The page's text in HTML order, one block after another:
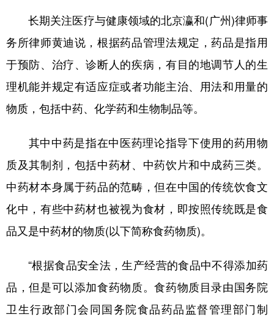
长期关注医疗与健康领域的北京瀛和(广州)律师事
务所律师黄迪说，根据药品管理法规定，药品是指用
于预防、治疗、诊断人的疾病，有目的地调节人的生
理机能并规定有适应症或者功能主治、用法和用量的
物质，包括中药、化学药和生物制品等。
其中中药是指在中医药理论指导下使用的药用物
质及其制剂，包括中药材、中药饮片和中成药三类。
中药材本身属于药品的范畴，但在中国的传统饮食文
化中，有些中药材也被视为食材，即按照传统既是食
品又是中药材的物质(以下简称食药物质)。
“根据食品安全法，生产经营的食品中不得添加药
品，但是可以添加食药物质。食药物质目录由国务院
卫生行政部门会同国务院食品药品监督管理部门制